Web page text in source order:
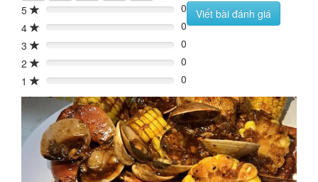
5 0%
0
4
0%
0
3
0%
0
2
0%
0
1
0% 0
Viết bài đánh giá